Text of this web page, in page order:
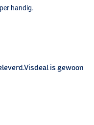
handig.
is gewoon